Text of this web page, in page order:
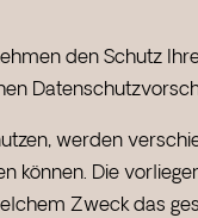
den Schutz
werden
können. Die
Zweck das